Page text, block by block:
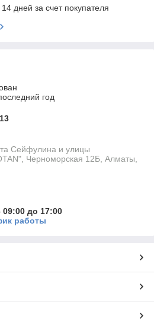
дней за счет покупателя
год
Сейфулина и улицы
Черноморская 12Б, Алматы,
09:00 до 17:00
работы